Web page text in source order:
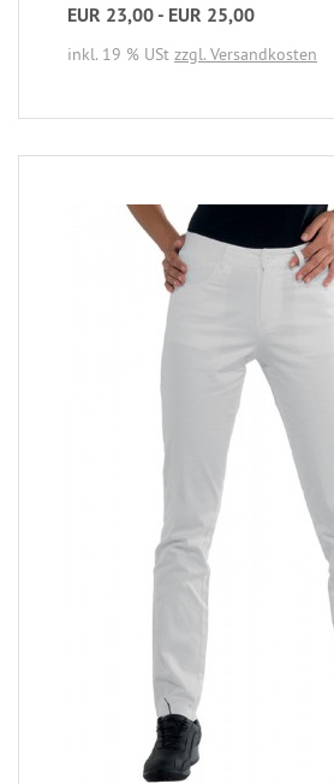
EUR 23,00 - EUR 25,00
inkl. 19 % USt zzgl. Versandkosten